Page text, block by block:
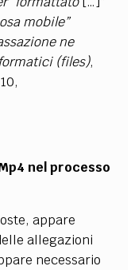
mobile”
ne
(files),
nel processo
appare
allegazioni
necessario